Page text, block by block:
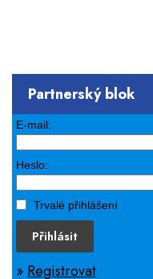
Partnerský blok
E-mail:
Heslo:
Trvalé přihlášení
Přihlásit
» Registrovat